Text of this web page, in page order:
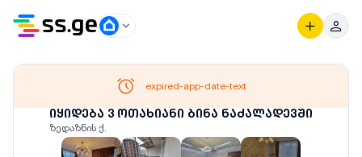
იყიდება 3 ოთახიანი ბინა ნაძალადევში
ზედაზნის ქ.
expired-app-date-text